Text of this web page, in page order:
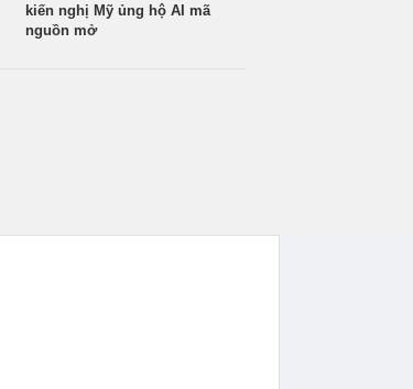
kiến nghị Mỹ ủng hộ AI mã
nguồn mở